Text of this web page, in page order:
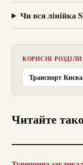
Чи вся лінійка
КОРИСНІ
Транспорт Києва
Читайте